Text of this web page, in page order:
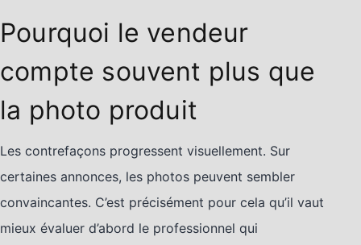
Pourquoi le vendeur
compte souvent plus que
la photo produit
Les contrefaçons progressent visuellement. Sur
certaines annonces, les photos peuvent sembler
convaincantes. C’est précisément pour cela qu’il vaut
mieux évaluer d’abord le professionnel qui